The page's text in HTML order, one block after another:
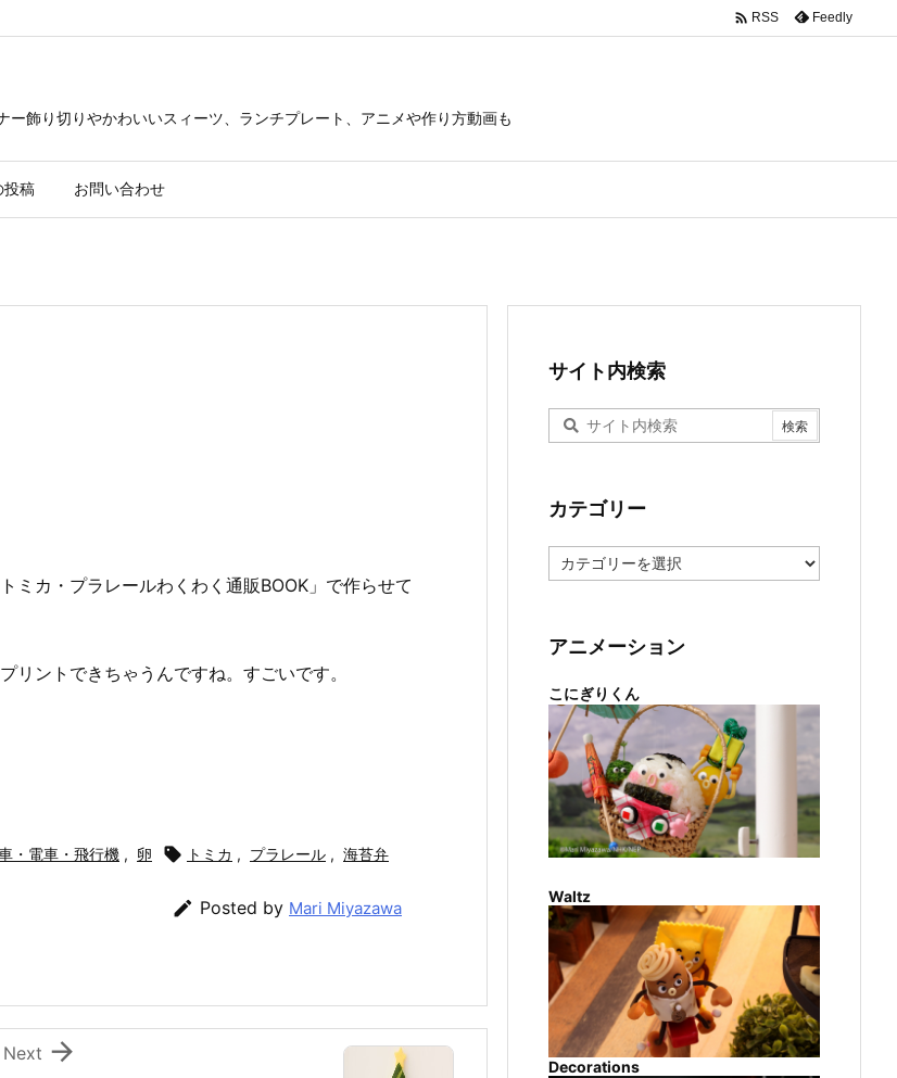
飾り切りやかわいいスィーツ、ランチプレート、アニメや作り方動画も
投稿 お問い合わせ
 RSS Feedly
ミカ・プラレールわくわく通販BOOK」で作らせて
リントできちゃうんですね。すごいです。
・電車・飛行機 , 卵  トミカ , プラレール , 海苔弁
 Posted by Mari Miyazawa

Next
サイト内検索
カテゴリー
テ
ー
アニメーション
こにぎりくん
Waltz
Decorations